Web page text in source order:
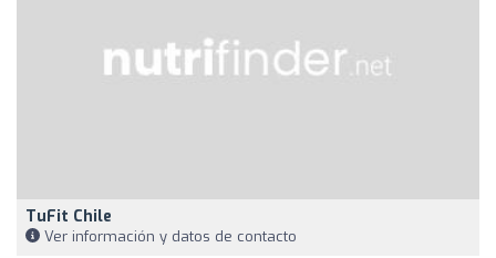
TuFit Chile
Ver información y datos de contacto